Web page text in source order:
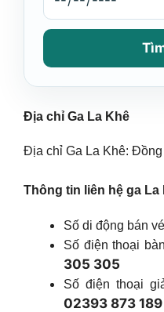
Địa chỉ Ga La Khê
Địa chỉ Ga La Khê:
Thông tin liên hệ ga La
Số di động bán
Số điện thoại
305 305
Số điện thoại
02393 873 189